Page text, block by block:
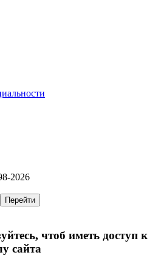
2026
чтоб иметь доступ к
сайта